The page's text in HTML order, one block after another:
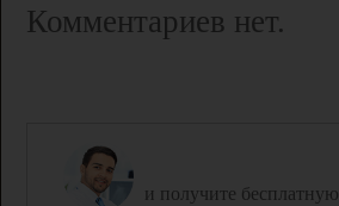
Комментариев нет.
и получите